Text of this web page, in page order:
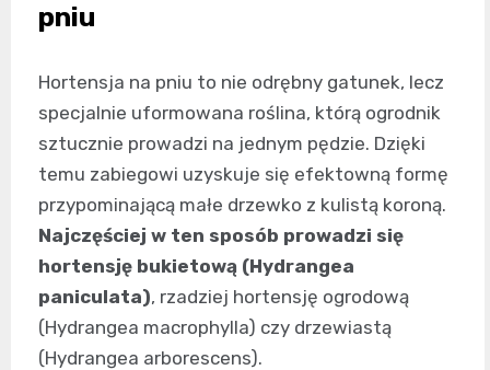
pniu
Hortensja na pniu to nie odrębny gatunek, lecz
specjalnie uformowana roślina, którą ogrodnik
sztucznie prowadzi na jednym pędzie. Dzięki
temu zabiegowi uzyskuje się efektowną formę
przypominającą małe drzewko z kulistą koroną.
Najczęściej w ten sposób prowadzi się
hortensję bukietową (Hydrangea
paniculata), rzadziej hortensję ogrodową
(Hydrangea macrophylla) czy drzewiastą
(Hydrangea arborescens).